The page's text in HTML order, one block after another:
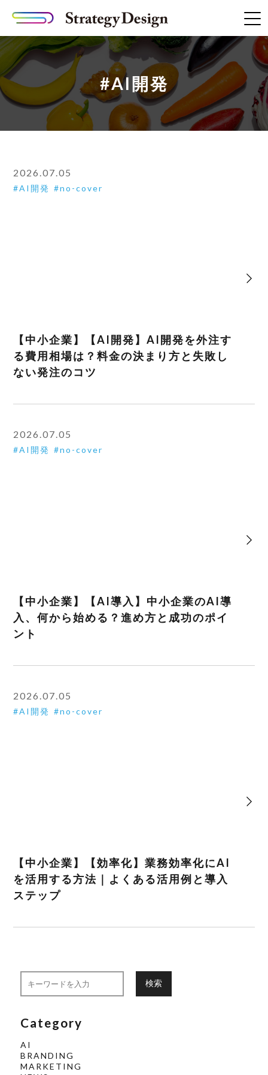
#AI開発
2026.07.05
AI開発 no-cover
【中小企業】【AI開発】AI開発を外注す
る費用相場は？料金の決まり方と失敗し
ない発注のコツ
2026.07.05
AI開発 no-cover
【中小企業】【AI導入】中小企業のAI導
入、何から始める？進め方と成功のポイ
ント
2026.07.05
AI開発 no-cover
【中小企業】【効率化】業務効率化にAI
を活用する方法｜よくある活用例と導入
ステップ
検索
Category
AI
BRANDING
MARKETING